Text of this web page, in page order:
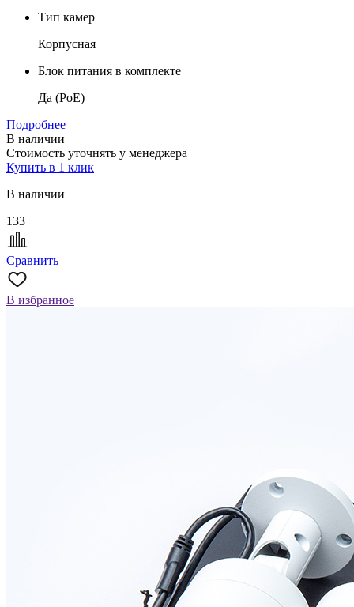
Тип камер
Корпусная
Блок питания в комплекте
Да (PoE)
Подробнее
В наличии
Стоимость уточнять у менеджера
Купить в 1 клик
В наличии
133
Сравнить
В избранное